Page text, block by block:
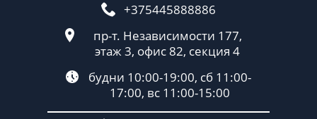
+375445888886
пр-т. Независимости 177,
этаж 3, офис 82, секция 4
будни 10:00-19:00, сб 11:00-
17:00, вс 11:00-15:00